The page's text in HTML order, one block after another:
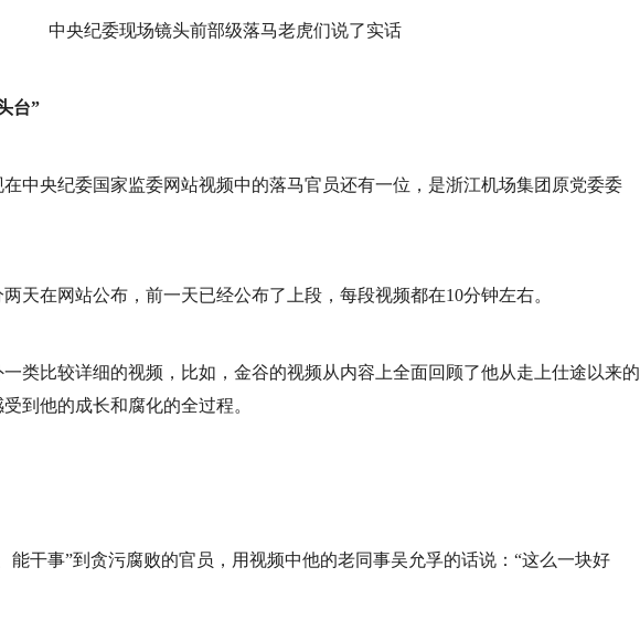
台”
中央纪委国家监委网站视频中的落马官员还有一位，是浙江机场集团原党委委
天在网站公布，前一天已经公布了上段，每段视频都在10分钟左右。
类比较详细的视频，比如，金谷的视频从内容上全面回顾了他从走上仕途以来的
到他的成长和腐化的全过程。
能干事”到贪污腐败的官员，用视频中他的老同事吴允孚的话说：“这么一块好